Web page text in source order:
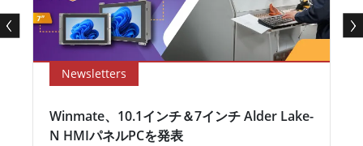
Newsletters
Winmate、10.1インチ＆7インチ Alder Lake-
N HMIパネルPCを発表